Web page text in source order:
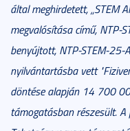
által meghirdetett, „STEM
megvalósítása című, NTP-
benyújtott, NTP-STEM-
nyilvántartásba vett
döntése alapján 14 700
támogatásban részesült.